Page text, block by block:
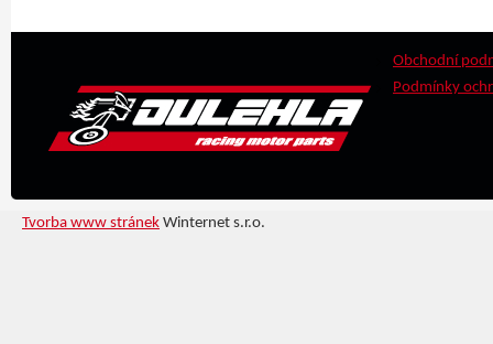
Obchodní
Podmínky
Tvorba www stránek Winternet s.r.o.